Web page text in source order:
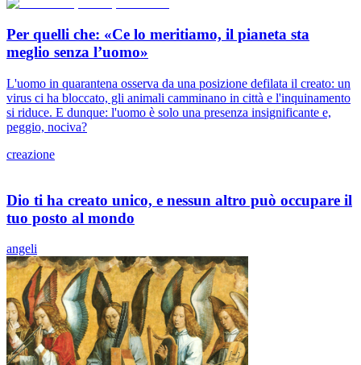
Per quelli che: «Ce lo meritiamo, il pianeta sta
meglio senza l’uomo»
L'uomo in quarantena osserva da una posizione defilata il creato: un
virus ci ha bloccato, gli animali camminano in città e l'inquinamento
si riduce. E dunque: l'uomo è solo una presenza insignificante e,
peggio, nociva?
creazione
Dio ti ha creato unico, e nessun altro può occupare il
tuo posto al mondo
angeli